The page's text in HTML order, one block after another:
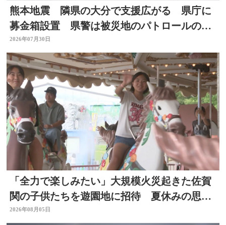
熊本地震 隣県の大分で支援広がる 県庁に
募金箱設置 県警は被災地のパトロールのた
め部隊を派遣
2026年07月30日
「全力で楽しみたい」大規模火災起きた佐賀
関の子供たちを遊園地に招待 夏休みの思い
出作りに 大分
2026年08月05日